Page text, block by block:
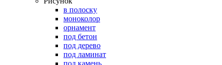
в полоску
моноколор
орнамент
под бетон
под дерево
под ламинат
под камень